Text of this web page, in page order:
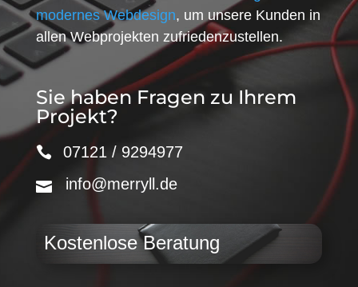
modernes Webdesign, um unsere Kunden in
allen Webprojekten zufriedenzustellen.
Sie haben Fragen zu Ihrem
Projekt?
07121 / 9294977
info@merryll.de
Kostenlose Beratung